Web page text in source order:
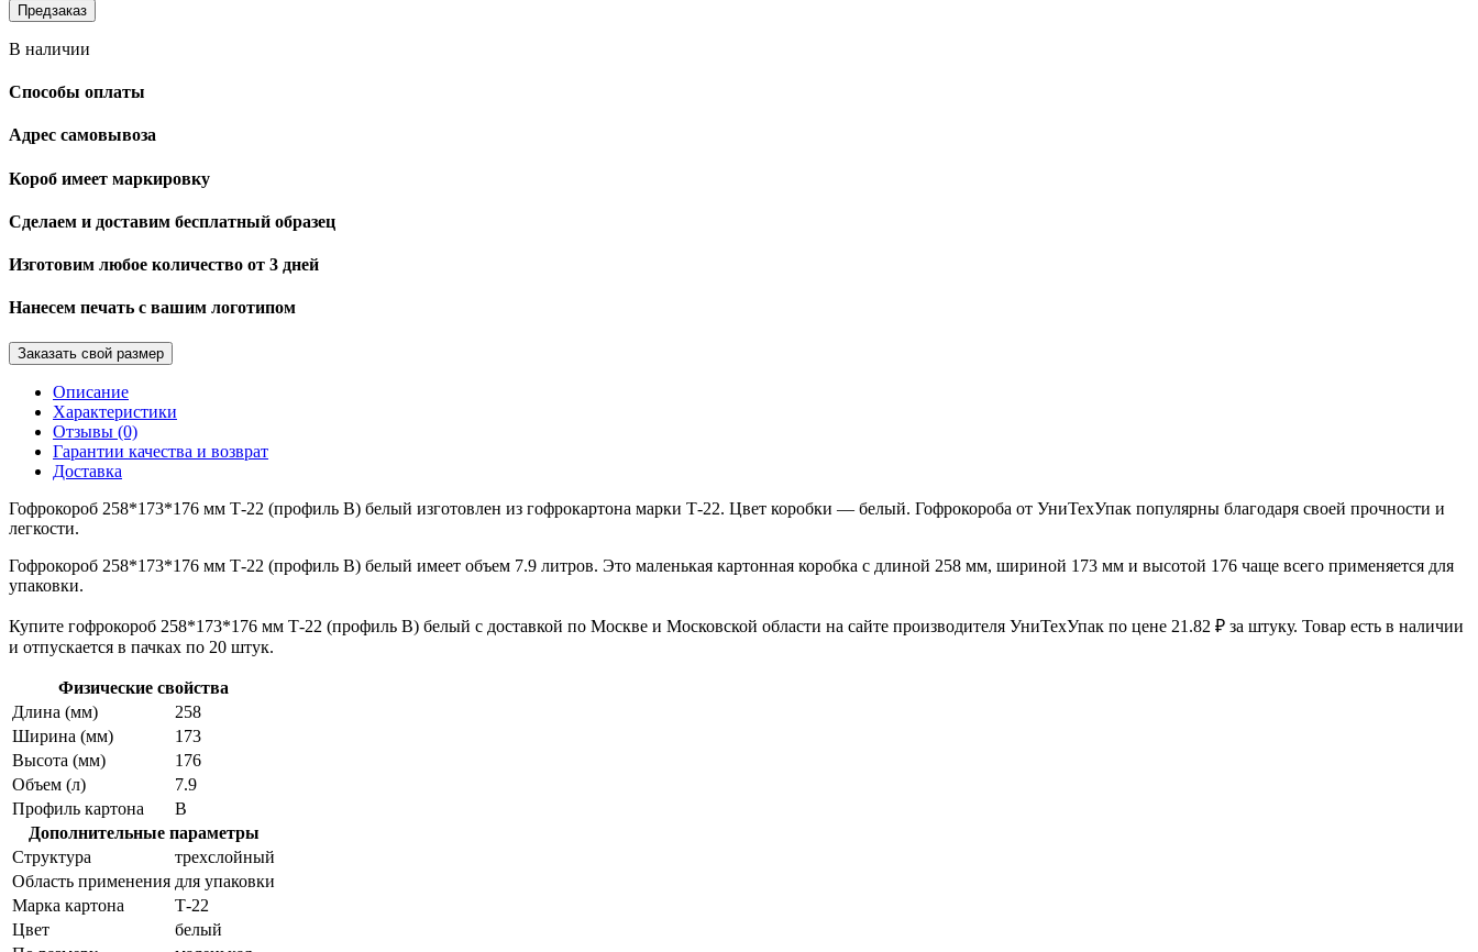
Предзаказ
В наличии
Способы оплаты
Адрес самовывоза
Короб имеет маркировку
Сделаем и доставим бесплатный образец
Изготовим любое количество от 3 дней
Нанесем печать с вашим логотипом
Заказать свой размер
Описание
Характеристики
Отзывы (0)
Гарантии качества и возврат
Доставка
Гофрокороб 258*173*176 мм Т-22 (профиль B) белый изготовлен из гофрокартона марки Т-22. Цвет коробки — белый. Гофрокороба от УниТехУпак популярны благодаря своей прочности и
легкости.
Гофрокороб 258*173*176 мм Т-22 (профиль B) белый имеет объем 7.9 литров. Это маленькая картонная коробка с длиной 258 мм, шириной 173 мм и высотой 176 чаще всего применяется для
упаковки.
Купите гофрокороб 258*173*176 мм Т-22 (профиль B) белый с доставкой по Москве и Московской области на сайте производителя УниТехУпак по цене 21.82 ₽ за штуку. Товар есть в наличии
и отпускается в пачках по 20 штук.
Физические свойства
Длина (мм)
258
Ширина (мм)
173
Высота (мм)
176
Объем (л)
7.9
Профиль картона
В
Дополнительные параметры
Структура
трехслойный
Область применения для упаковки
Марка картона
Т-22
Цвет
белый